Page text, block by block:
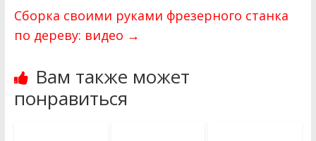
Сборка своими руками фрезерного станка
по дереву: видео →
Вам также может
понравиться